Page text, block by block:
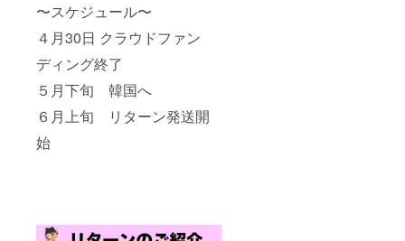
〜スケジュール〜
４月30日 クラウドファン
ディング終了
５月下旬 韓国へ
６月上旬 リターン発送開
始